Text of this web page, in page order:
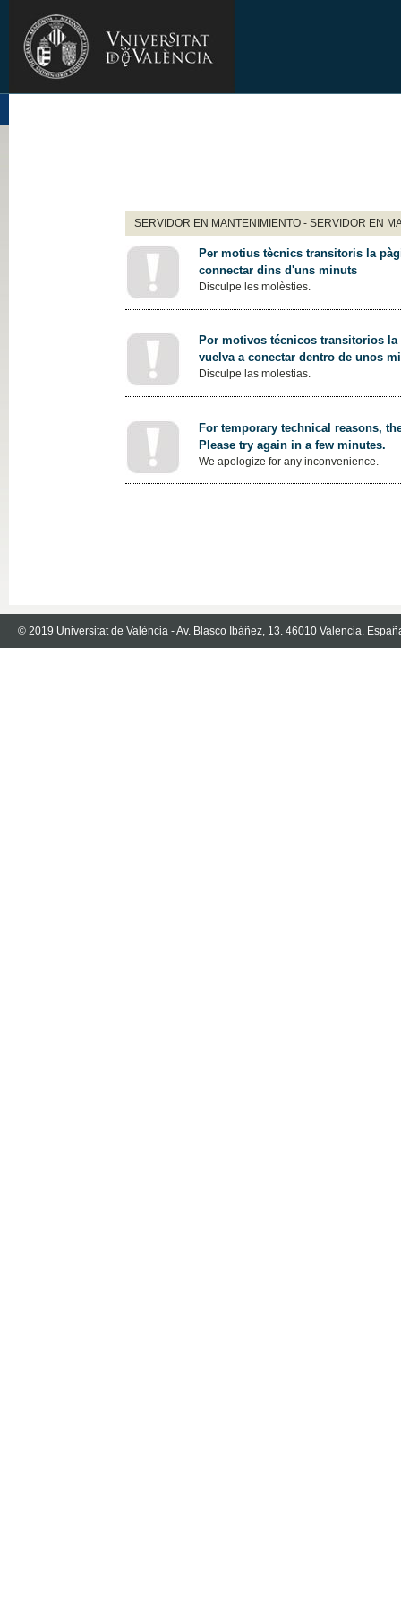
SERVIDOR EN MANTENIMIENTO - SERVIDOR EN
Per motius tècnics transitoris la
connectar dins d'uns minuts
Disculpe les molèsties.
Por motivos técnicos transitorios
vuelva a conectar dentro de unos
Disculpe las molestias.
For temporary technical reasons,
Please try again in a few minutes.
We apologize for any inconvenience.
© 2019 Universitat de València - Av. Blasco Ibáñez, 13. 46010 Valencia.